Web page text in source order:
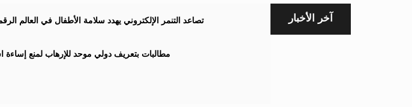
آخر الأخبار تصاعد التنمر الإلكتروني يهدد سلامة الأطفال في العالم
مطالبات بتعريف دولي موحد للإرهاب لمنع إساءة